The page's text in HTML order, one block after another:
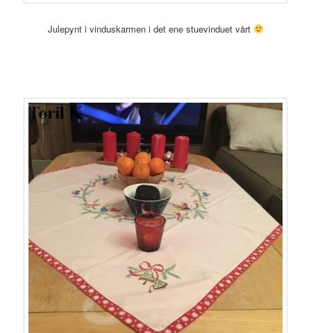
Julepynt i vinduskarmen i det ene stuevinduet vårt